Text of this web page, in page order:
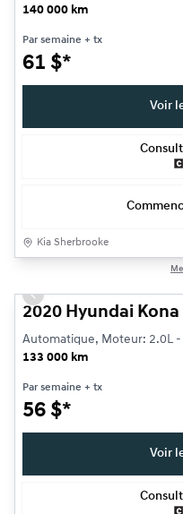
140 000 km
Par semaine + tx
61 $*
Voir
Kia Sherbrooke
Previous slide
2020 Hyundai Kona
Automatique, Moteur: 2.0L -
133 000 km
Par semaine + tx
56 $*
Voir